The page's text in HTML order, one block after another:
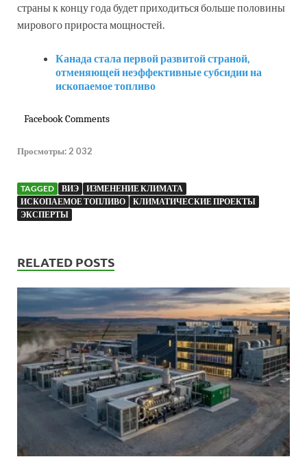
страны к концу года будет приходиться больше половины
мирового прироста мощностей.
Канада стала первой развитой страной,
отменяющей неэффективные субсидии на
ископаемое топливо
Facebook Comments
Просмотры:2 032
TAGGED ВИЭ
ИЗМЕНЕНИЕ КЛИМАТА
ИСКОПАЕМОЕ ТОПЛИВО
КЛИМАТИЧЕСКИЕ ПРОЕКТЫ
ЭКСПЕРТЫ
RELATED POSTS